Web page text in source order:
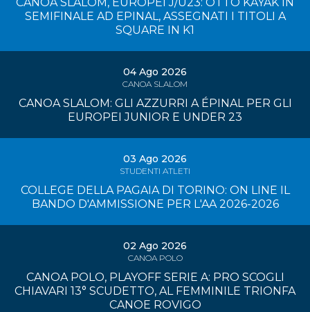
SEMIFINALE AD EPINAL, ASSEGNATI I TITOLI A
SQUARE IN K1
04 Ago 2026
CANOA SLALOM
CANOA SLALOM: GLI AZZURRI A ÉPINAL PER GLI
EUROPEI JUNIOR E UNDER 23
03 Ago 2026
STUDENTI ATLETI
COLLEGE DELLA PAGAIA DI TORINO: ON LINE IL
BANDO D'AMMISSIONE PER L'AA 2026-2026
02 Ago 2026
CANOA POLO
CANOA POLO, PLAYOFF SERIE A: PRO SCOGLI
CHIAVARI 13° SCUDETTO, AL FEMMINILE TRIONFA
CANOE ROVIGO